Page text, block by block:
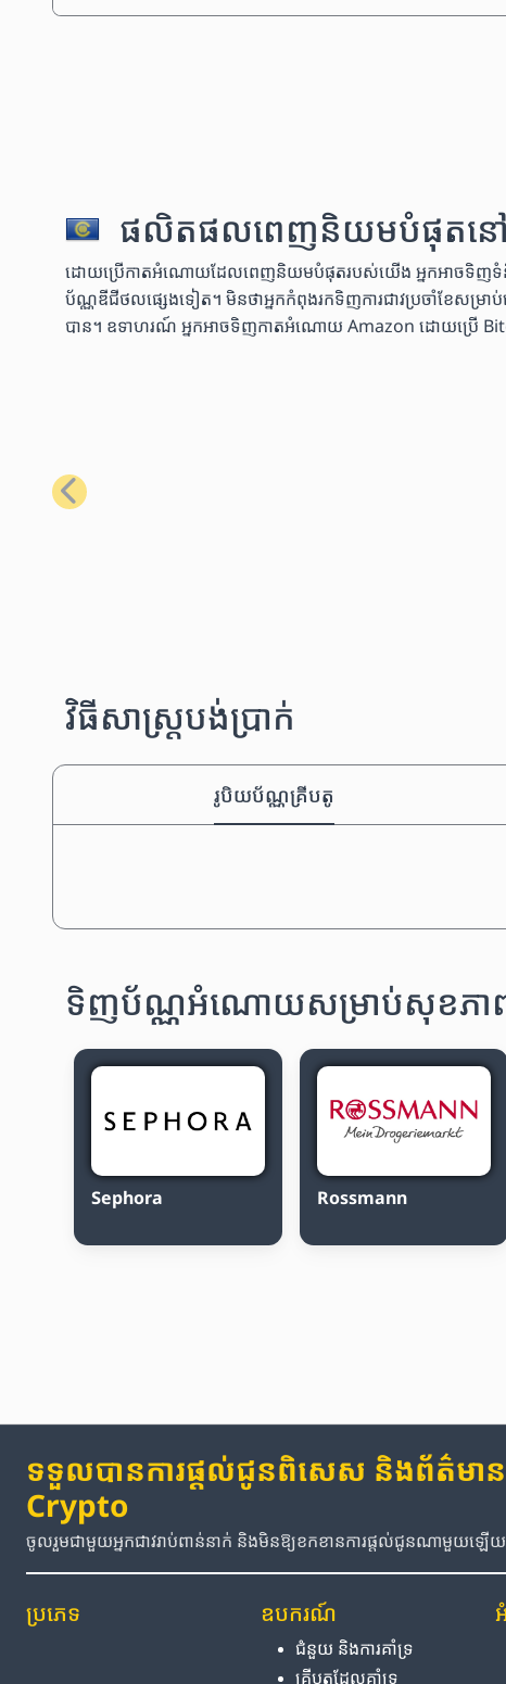
ផលិតផលពេញនិយមបំផុតនៅក្
ដោយប្រើកាតអំណោយដែលពេញនិយមបំផុតរបស់យើង អ្នកអាចទិញទំនិញ
ប័ណ្ណឌីជីថលផ្សេងទៀត។ មិនថាអ្នកកំពុងរកទិញការជាវប្រចាំខែសម្រាប់
បាន។ ឧទាហរណ៍ អ្នកអាចទិញកាតអំណោយ Amazon ដោយប្រើ
មុន
វិធីសាស្រ្តបង់ប្រាក់
រូបិយប័ណ្ណគ្រីបតូ
ទិញប័ណ្ណអំណោយសម្រាប់សុខភា
Sephora Rossmann
ទទួលបានការផ្តល់ជូនពិសេស និងព័ត៌មាន
Crypto
ចូលរួមជាមួយអ្នកជាវរាប់ពាន់នាក់ និងមិនឱ្យខកខានការផ្តល់ជូនណាមួយឡើ
ប្រភេទ ឧបករណ៍
ជំនួយ និង​ការ​គាំទ្រ
គ្រីបតូ​ដែល​គាំទ្រ